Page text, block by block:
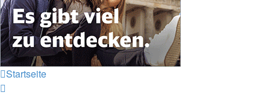
Startseite